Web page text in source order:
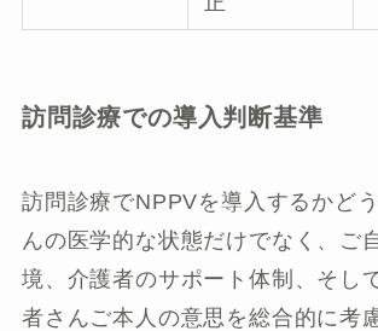
訪問診療での導入判断基準
訪問診療でNPPVを導入するかど
んの医学的な状態だけでなく、ご
境、介護者のサポート体制、そし
者さんご本人の意思を総合的に考